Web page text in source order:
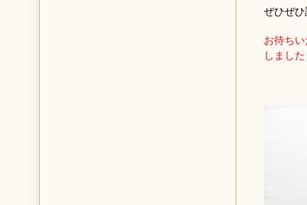
ぜひぜ
お待ち
しまし